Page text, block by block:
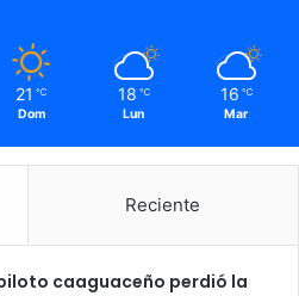
21 ℃
Dom
18 ℃
Lun
16 ℃
Mar
Reciente
caaguaceño perdió la